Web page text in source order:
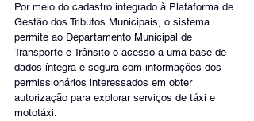
Por meio do cadastro integrado à Plataforma de
Gestão dos Tributos Municipais, o sistema
permite ao Departamento Municipal de
Transporte e Trânsito o acesso a uma base de
dados íntegra e segura com informações dos
permissionários interessados em obter
autorização para explorar serviços de táxi e
mototáxi.